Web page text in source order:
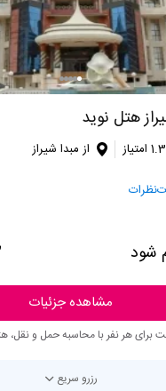
هتل نوید
1.3 امتیاز از مبدا شیراز
نظرات
شود
مشاهده جزئیات
برای هر نفر با محاسبه حمل و نقل،
رزرو سریع